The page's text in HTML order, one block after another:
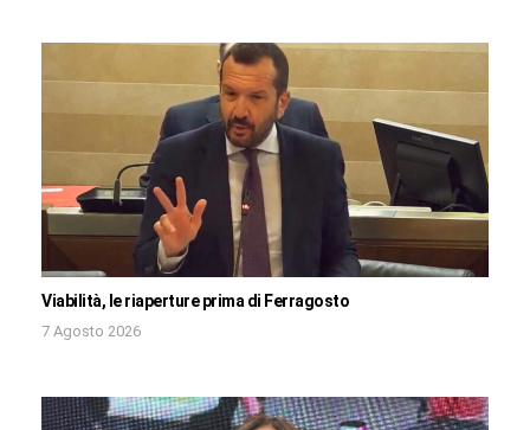
Viabilità, le riaperture prima di Ferragosto
7 Agosto 2026